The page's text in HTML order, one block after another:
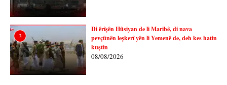
3
Di êrîşên Hûsiyan de li Maribê, di nava
pevçûnên leşkerî yên li Yemenê de, deh kes hatin
kuştin
08/08/2026